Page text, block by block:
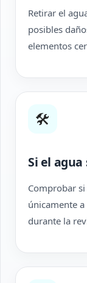
Retirar el
posibles
elementos
🛠
Si el
Comprobar
únicamente
durante la